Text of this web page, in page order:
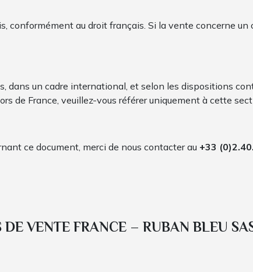
conformément au droit français. Si la vente concerne un
dans un cadre international, et selon les dispositions
de France, veuillez-vous référer uniquement à cette
ce document, merci de nous contacter au +33
VENTE FRANCE – RUBAN BLEU